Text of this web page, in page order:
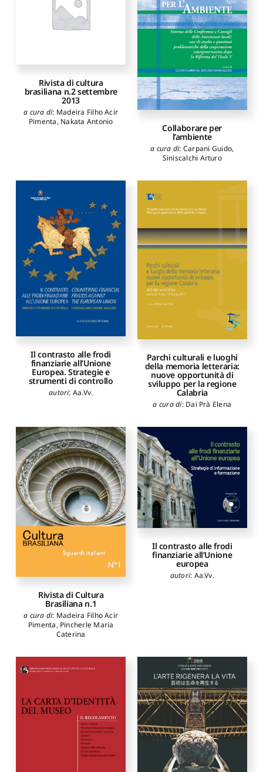
Rivista di cultura
brasiliana n.2 settembre
2013
a cura di: Madeira Filho Acir
Pimenta, Nakata Antonio
Collaborare per
l’ambiente
a cura di: Carpani Guido,
Siniscalchi Arturo
Il contrasto alle frodi
finanziarie all’Unione
Europea. Strategie e
strumenti di controllo
autori: Aa.Vv.
Parchi culturali e luoghi
della memoria letteraria:
nuove opportunità di
sviluppo per la regione
Calabria
a cura di: Dai Prà Elena
Rivista di Cultura
Brasiliana n.1
a cura di: Madeira Filho Acir
Pimenta, Pincherle Maria
Caterina
Il contrasto alle frodi
finanziarie all’Unione
europea
autori: Aa.Vv.